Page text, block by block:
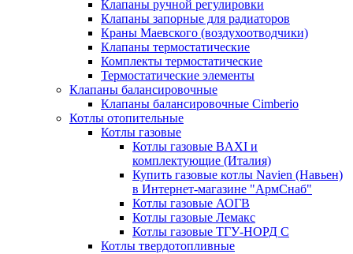
Клапаны ручной регулировки
Клапаны запорные для радиаторов
Краны Маевского (воздухоотводчики)
Клапаны термостатические
Комплекты термостатические
Термостатические элементы
Клапаны балансировочные
Клапаны балансировочные Cimberio
Котлы отопительные
Котлы газовые
Котлы газовые BAXI и
комплектующие (Италия)
Купить газовые котлы Navien (Навьен)
в Интернет-магазине "АрмСнаб"
Котлы газовые АОГВ
Котлы газовые Лемакс
Котлы газовые ТГУ-НОРД С
Котлы твердотопливные